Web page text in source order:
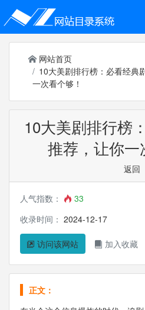
网站首页
10大美剧排行榜：必看经典
一次看个够！
10大美剧排行榜
推荐，让你一
返回
人气指数：
33
收录时间： 2024-12-17
访问该网站 加入收藏
正文：